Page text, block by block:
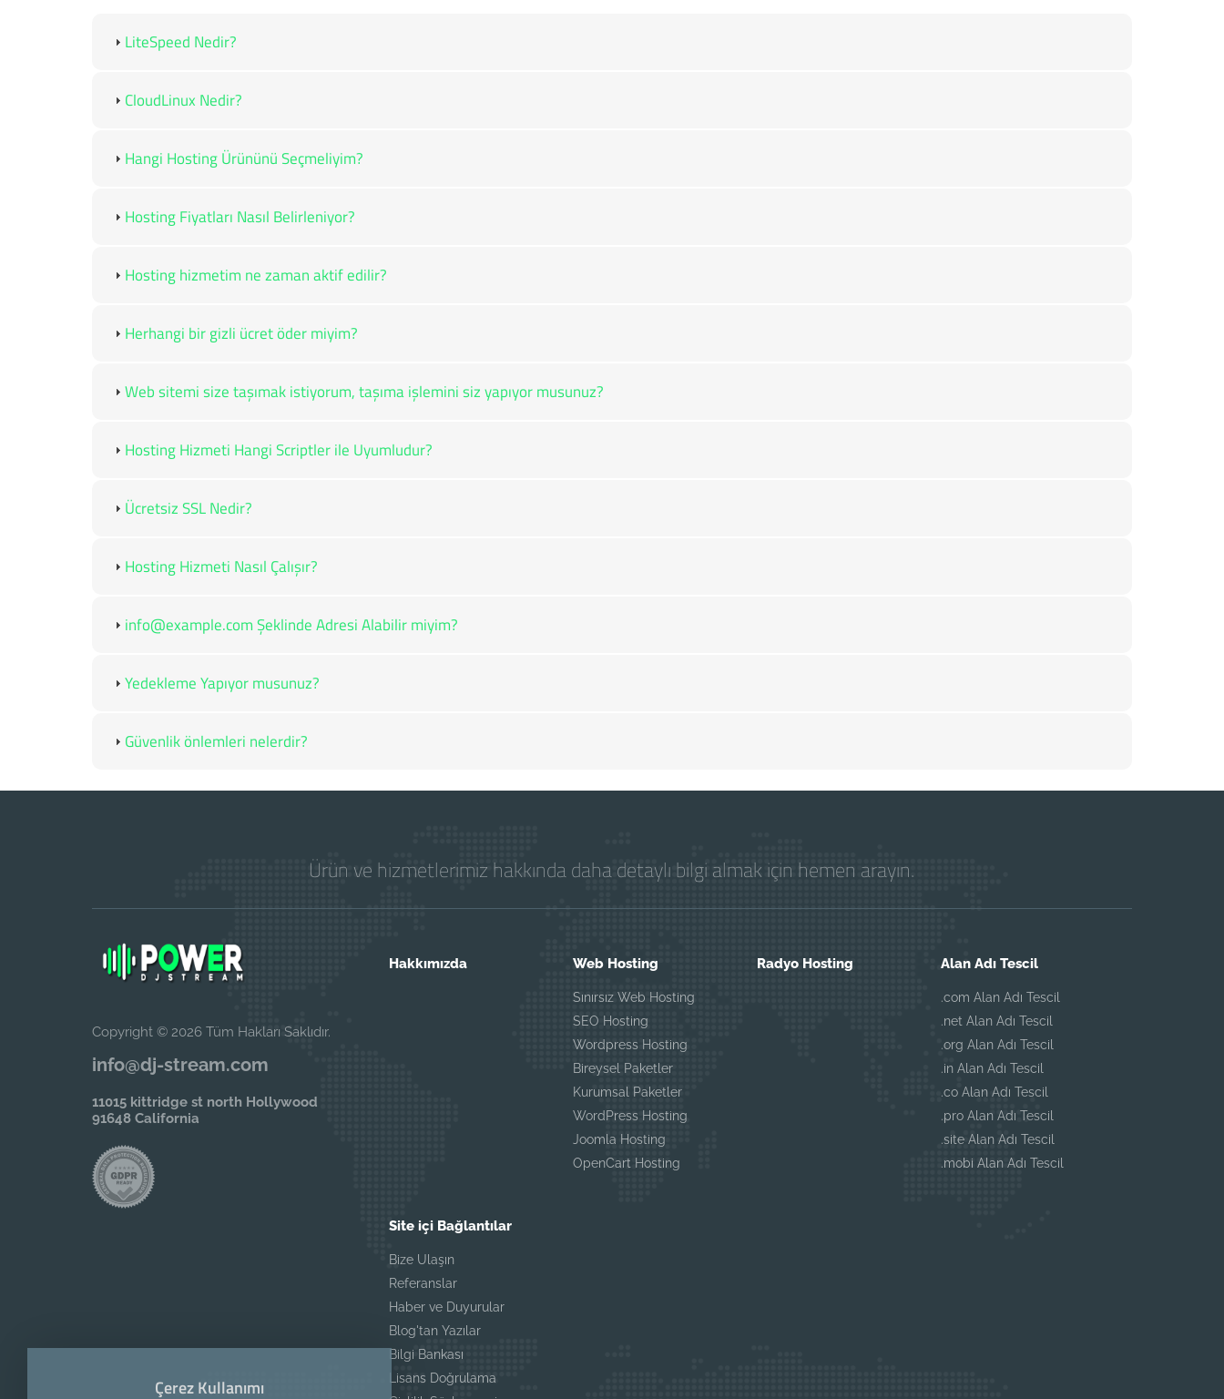
LiteSpeed Nedir?
CloudLinux Nedir?
Hangi Hosting Ürününü Seçmeliyim?
Hosting Fiyatları Nasıl Belirleniyor?
Hosting hizmetim ne zaman aktif edilir?
Herhangi bir gizli ücret öder miyim?
Web sitemi size taşımak istiyorum, taşıma işlemini siz yapıyor musunuz?
Hosting Hizmeti Hangi Scriptler ile Uyumludur?
Ücretsiz SSL Nedir?
Hosting Hizmeti Nasıl Çalışır?
info@example.com Şeklinde Adresi Alabilir miyim?
Yedekleme Yapıyor musunuz?
Güvenlik önlemleri nelerdir?
Ürün ve hizmetlerimiz hakkında daha detaylı bilgi almak için hemen arayın.
Copyright © 2026 Tüm Hakları Saklıdır.
info@dj-stream.com
11015 kittridge st north Hollywood
91648 California
Hakkımızda Web Hosting
Sınırsız Web Hosting
SEO Hosting
Wordpress Hosting
Bireysel Paketler
Kurumsal Paketler
WordPress Hosting
Joomla Hosting
OpenCart Hosting
Radyo Hosting Alan Adı Tescil
.com Alan Adı Tescil
.net Alan Adı Tescil
.org Alan Adı Tescil
.in Alan Adı Tescil
.co Alan Adı Tescil
.pro Alan Adı Tescil
.site Alan Adı Tescil
.mobi Alan Adı Tescil
Site içi Bağlantılar
Bize Ulaşın
Referanslar
Haber ve Duyurular
Blog'tan Yazılar
Bilgi Bankası
Lisans Doğrulama
Çerez Kullanımı